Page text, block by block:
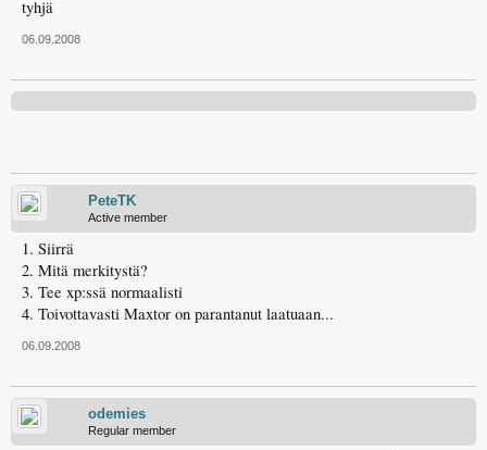
tyhjä
06.09.2008
PeteTK
Active member
1. Siirrä
2. Mitä merkitystä?
3. Tee xp:ssä normaalisti
4. Toivottavasti Maxtor on parantanut laatuaan...
06.09.2008
odemies
Regular member